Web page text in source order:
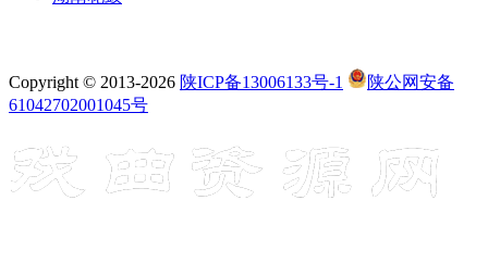
Copyright © 2013-2026 陕ICP备13006133号-1
陕公网安备
61042702001045号